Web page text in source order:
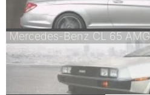
Mercedes-Benz CL 65 AMG